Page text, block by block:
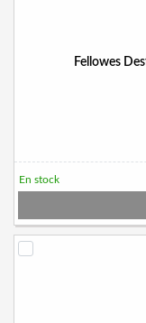
Fellowes
En stock